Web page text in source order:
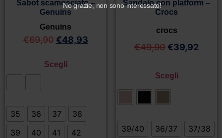
Sabot scamosciato –
Genuins
Genuins
€69,90 €48,93
Scegli
35 36 37
38
39
40 41
42
Sandalo con platform –
Crocs
crocs
€49,90 €39,92
Scegli
39/40 36/37
37/38
No grazie, non sono interessato!